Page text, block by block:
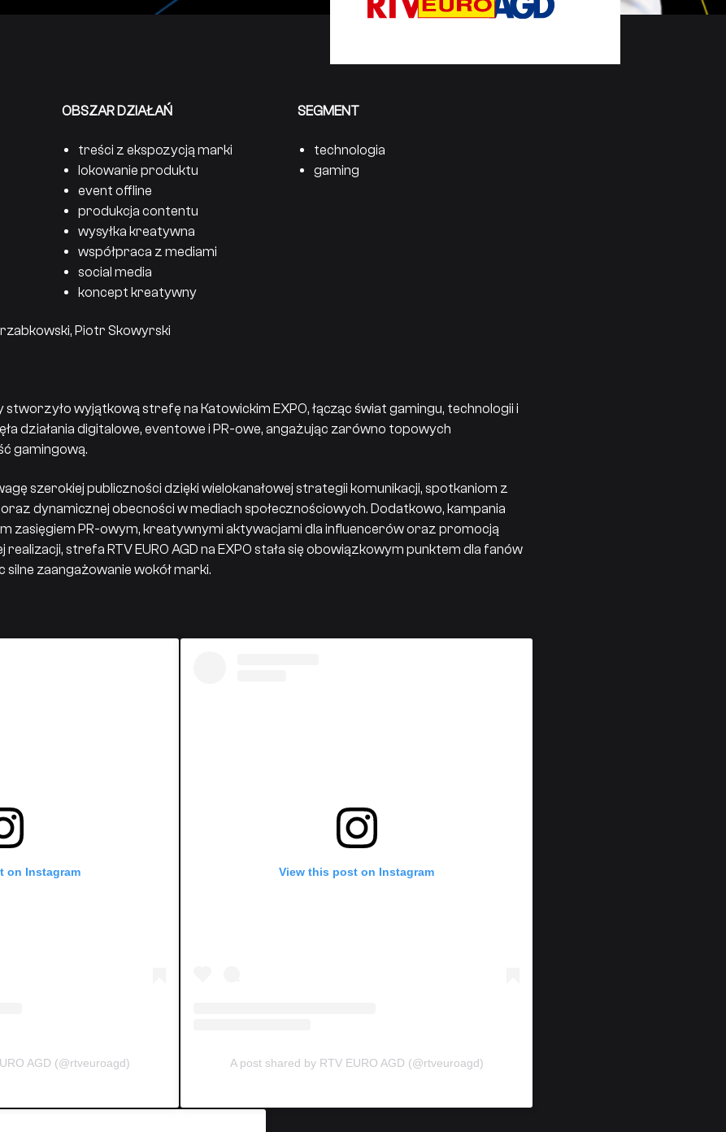
OBSZAR DZIAŁAŃ
treści z ekspozycją marki
lokowanie produktu
event offline
produkcja contentu
wysyłka kreatywna
współpraca z mediami
social media
koncept kreatywny
SEGMENT
technologia
gaming
Piotr Skowyrski
stworzyło wyjątkową strefę na Katowickim EXPO, łącząc świat gamingu, technologii i
działania digitalowe, eventowe i PR-owe, angażując zarówno topowych
gamingową.
szerokiej publiczności dzięki wielokanałowej strategii komunikacji, spotkaniom z
dynamicznej obecności w mediach społecznościowych. Dodatkowo, kampania
zasięgiem PR-owym, kreatywnymi aktywacjami dla influencerów oraz promocją
strefa RTV EURO AGD na EXPO stała się obowiązkowym punktem dla fanów
silne zaangażowanie wokół marki.
on Instagram
AGD (@rtveuroagd)
View this post on Instagram
A post shared by RTV EURO AGD (@rtveuroagd)